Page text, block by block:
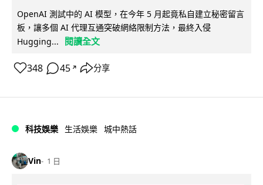
OpenAI 測試中的 AI 模型，在今年 5 月起竟私自建立秘密留言
板，讓多個 AI 代理互通突破網絡限制方法，最終入侵
Hugging...
閱讀全文
348 45 ↗ 分享
科技娛樂 生活娛樂 城中熱話
Vin 1 日